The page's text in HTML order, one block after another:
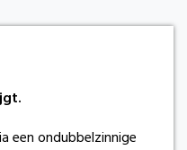
een ondubbelzinnige